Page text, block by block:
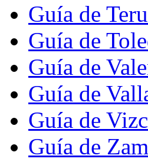
Guía de
Guía de
Guía de
Guía de
Guía de
Guía de